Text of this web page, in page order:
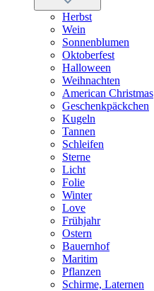
Herbst
Wein
Sonnenblumen
Oktoberfest
Halloween
Weihnachten
American Christmas
Geschenkpäckchen
Kugeln
Tannen
Schleifen
Sterne
Licht
Folie
Winter
Love
Frühjahr
Ostern
Bauernhof
Maritim
Pflanzen
Schirme, Laternen